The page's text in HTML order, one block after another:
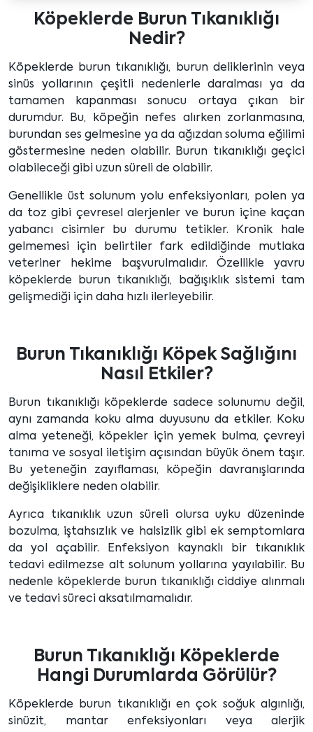
Köpeklerde Burun Tıkanıklığı
Nedir?
Köpeklerde burun tıkanıklığı, burun deliklerinin veya
sinüs yollarının çeşitli nedenlerle daralması ya da
tamamen kapanması sonucu ortaya çıkan bir
durumdur. Bu, köpeğin nefes alırken zorlanmasına,
burundan ses gelmesine ya da ağızdan soluma eğilimi
göstermesine neden olabilir. Burun tıkanıklığı geçici
olabileceği gibi uzun süreli de olabilir.
Genellikle üst solunum yolu enfeksiyonları, polen ya
da toz gibi çevresel alerjenler ve burun içine kaçan
yabancı cisimler bu durumu tetikler. Kronik hale
gelmemesi için belirtiler fark edildiğinde mutlaka
veteriner hekime başvurulmalıdır. Özellikle yavru
köpeklerde burun tıkanıklığı, bağışıklık sistemi tam
gelişmediği için daha hızlı ilerleyebilir.
Burun Tıkanıklığı Köpek Sağlığını
Nasıl Etkiler?
Burun tıkanıklığı köpeklerde sadece solunumu değil,
aynı zamanda koku alma duyusunu da etkiler. Koku
alma yeteneği, köpekler için yemek bulma, çevreyi
tanıma ve sosyal iletişim açısından büyük önem taşır.
Bu yeteneğin zayıflaması, köpeğin davranışlarında
değişikliklere neden olabilir.
Ayrıca tıkanıklık uzun süreli olursa uyku düzeninde
bozulma, iştahsızlık ve halsizlik gibi ek semptomlara
da yol açabilir. Enfeksiyon kaynaklı bir tıkanıklık
tedavi edilmezse alt solunum yollarına yayılabilir. Bu
nedenle köpeklerde burun tıkanıklığı ciddiye alınmalı
ve tedavi süreci aksatılmamalıdır.
Burun Tıkanıklığı Köpeklerde
Hangi Durumlarda Görülür?
Köpeklerde burun tıkanıklığı en çok soğuk algınlığı,
sinüzit, mantar enfeksiyonları veya alerjik